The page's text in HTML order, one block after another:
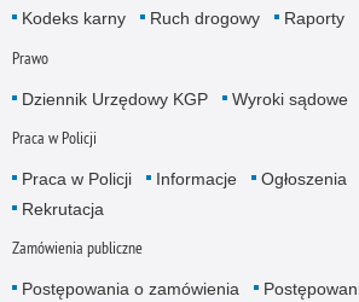
Kodeks karny
Ruch drogowy Raporty
Prawo
Dziennik Urzędowy KGP Wyroki sądowe
Praca w Policji
Praca w Policji Informacje Ogłoszenia
Rekrutacja
Zamówienia publiczne
Postępowania o zamówienia